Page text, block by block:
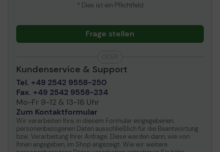
* Dies ist ein Pflichtfeld
Frage stellen
Kundenservice & Support
Tel. +49 2542 9558-250
Fax. +49 2542 9558-234
Mo-Fr 9-12 & 13-16 Uhr
Zum Kontaktformular
Wir verarbeiten Ihre, in diesem Formular eingegebenen,
personenbezogenen Daten ausschließlich für die Beantwortung
bzw. Verarbeitung Ihrer Anfrage. Diese werden dann, wie von
Ihnen angegeben, im Shop angezeigt. Wie wir weitere